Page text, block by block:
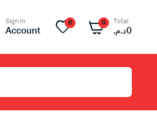
Sign In
Account
0 0 Total
0د.م.